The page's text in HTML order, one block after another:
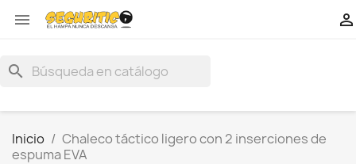
 
search
Inicio
Chaleco táctico ligero con 2 inserciones de
espuma EVA